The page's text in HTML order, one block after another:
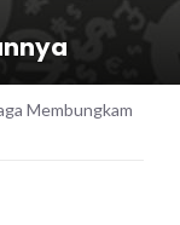
Membungkam